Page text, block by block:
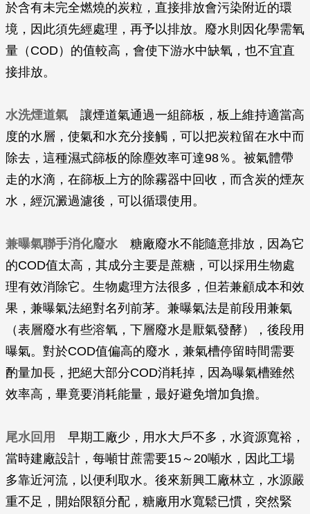
於含有未完全燃燒的炭粒，直接排放會污染附近的環
境，因此須先經處理，再予以排放。廢水則因化學需氧
量（COD）的值較高，會使下游水中缺氧，也不宜直
接排放。
水洗煙道氣 讓煙道氣通過一組篩板，板上維持適當高
度的水層，使氣和水充分接觸，可以把炭粒留在水中而
除去，這種濕式篩板的除塵效率可達98％。被氣體帶
走的水滴，在篩板上方的除霧器中回收，而含炭的煙灰
水，經沉澱過濾後，可以循環使用。
兼曝氣聯手消化廢水 糖廠廢水不能隨意排放，因為它
的COD值太高，其成分主要是蔗糖，可以採用生物處
理有效消除它。生物處理方法很多，但若兼顧成本和效
果，兼曝氣法絕對名列前茅。兼曝氣法是前段用兼氣
（表層廢水有些溶氧，下層廢水是厭氣發酵），後段用
曝氣。對於COD值偏高的廢水，兼氣槽停留時間需要
酌量加長，把絕大部分COD消耗掉，因為曝氣槽雖然
效率高，畢竟要消耗能量，最好避免增加負擔。
尾水回用
早期工廠少，用水大戶不多，水資源寬裕，
當時建廠設計，每噸甘蔗需要15～20噸水，因此工場
多靠近河流，以便利取水。後來新興工廠林立，水源嚴
重不足，開始限額分配，糖廠用水寬鬆已慣，突然緊